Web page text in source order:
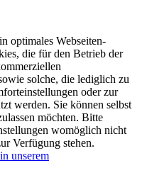
optimales Webseiten-
die für den Betrieb der
solche, die lediglich zu
oder zur
werden. Sie können selbst
möchten. Bitte
womöglich nicht
Verfügung stehen.
unserem